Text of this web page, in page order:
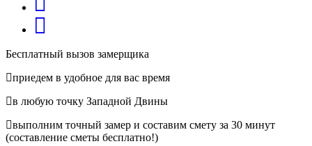
Бесплатный вызов замерщика
приедем в удобное для вас время
в любую точку Западной Двины
выполним точный замер и составим смету за 30 минут
(составление сметы бесплатно!)